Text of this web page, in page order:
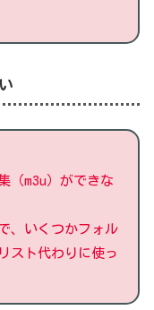
（m3u）ができな
、いくつかフォル
スト代わりに使っ